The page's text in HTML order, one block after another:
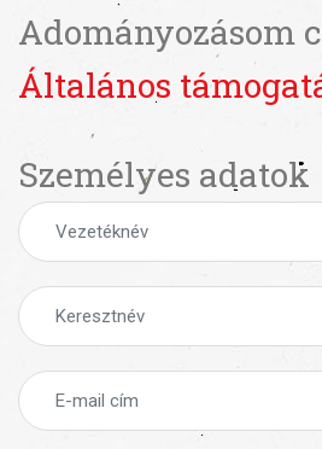
Adományozásom
Általános
Személyes adatok